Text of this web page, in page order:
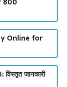
Online for
जानकारी